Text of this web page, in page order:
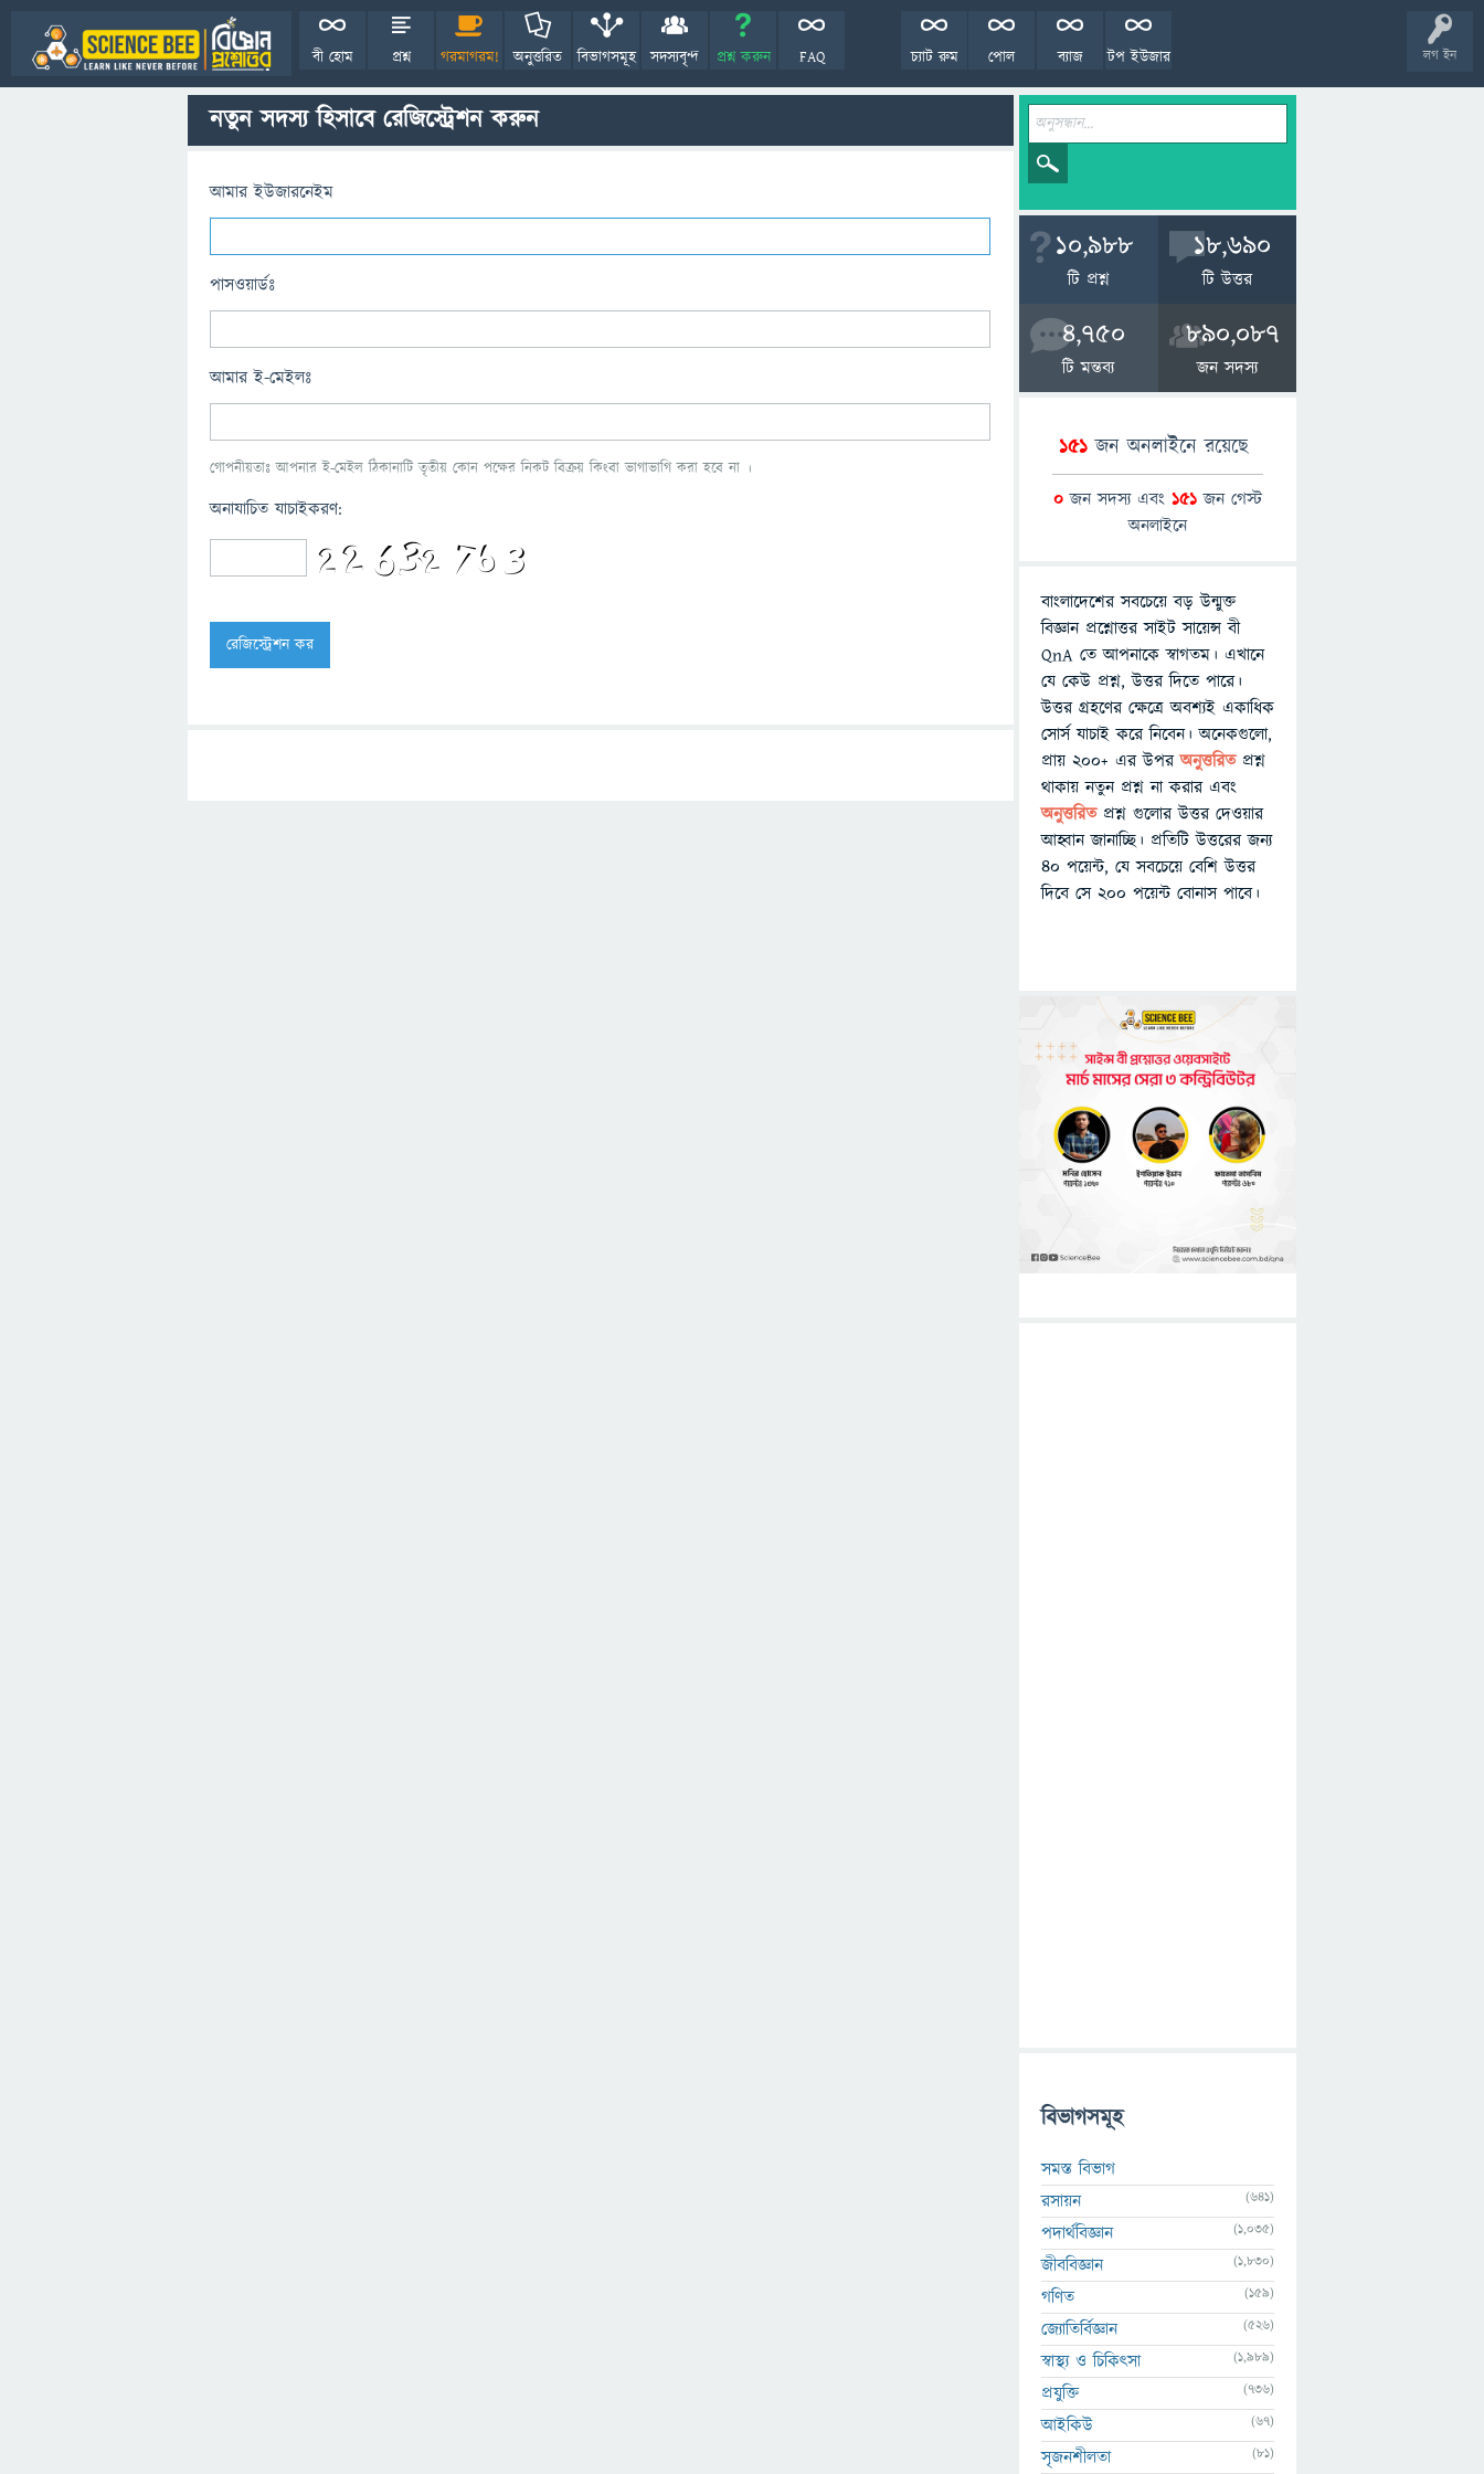
লগ ইন
বী হোম প্রশ্ন গরমাগরম! অনুত্তরিত বিভাগসমূহ সদস্যবৃন্দ প্রশ্ন করুন FAQ টপ ইউজার
ব্যাজ
পোল
চ্যাট রুম
নতুন সদস্য হিসাবে রেজিস্ট্রেশন করুন
আমার ইউজারনেইম
পাসওয়ার্ডঃ
আমার ই-মেইলঃ
গোপনীয়তাঃ আপনার ই-মেইল ঠিকানাটি তৃতীয় কোন পক্ষের নিকট বিক্রয় কিংবা ভাগাভাগি করা হবে না ।
অনাযাচিত যাচাইকরণ:
10,988
টি প্রশ্ন
18,690
টি উত্তর
4,750
টি মন্তব্য
890,087
জন সদস্য
151জন অনলাইনে রয়েছে
0 জন সদস্য এবং 151 জন গেস্ট
অনলাইনে
বাংলাদেশের সবচেয়ে বড় উন্মুক্ত
বিজ্ঞান প্রশ্নোত্তর সাইট সায়েন্স বী
QnA তে আপনাকে স্বাগতম। এখানে
যে কেউ প্রশ্ন, উত্তর দিতে পারে।
উত্তর গ্রহণের ক্ষেত্রে অবশ্যই একাধিক
সোর্স যাচাই করে নিবেন। অনেকগুলো,
প্রায় ২০০+ এর উপরঅনুত্তরিতপ্রশ্ন
থাকায় নতুন প্রশ্ন না করার এবং
অনুত্তরিত প্রশ্ন গুলোর উত্তর দেওয়ার
আহ্বান জানাচ্ছি। প্রতিটি উত্তরের জন্য
৪০ পয়েন্ট, যে সবচেয়ে বেশি উত্তর
দিবে সে ২০০ পয়েন্ট বোনাস পাবে।
বিভাগসমূহ
সমস্ত বিভাগ
রসায়ন
(641)
পদার্থবিজ্ঞান (1,035)
জীববিজ্ঞান (1,830)
গণিত (159)
জ্যোতির্বিজ্ঞান (526)
স্বাস্থ্য ও চিকিৎসা (1,989)
প্রযুক্তি (736)
আইকিউ (67)
সৃজনশীলতা (81)